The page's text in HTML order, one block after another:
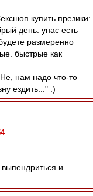
купить презики:
день. унас есть
размеренно
быстрые как
нам надо что-то
ездить..." :)
и